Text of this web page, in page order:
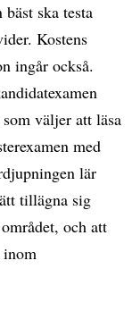
ska testa
Kostens
ingår också.
väljer att läsa
med
lär
tillägna sig
och att
inom